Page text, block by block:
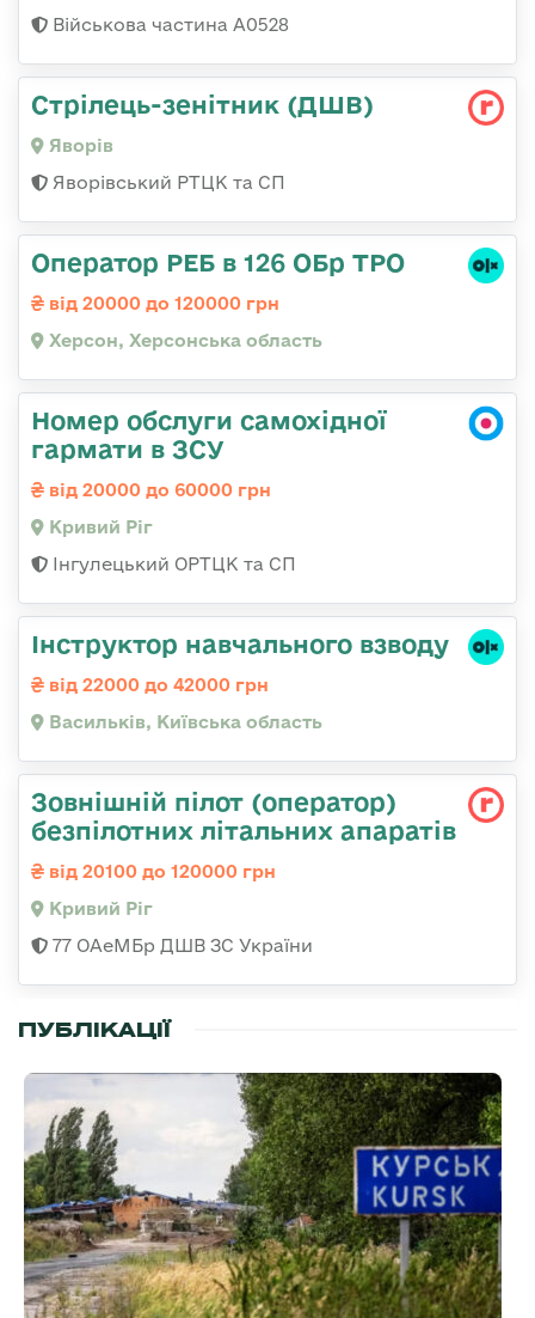
Військова частина А0528
Стрілець-зенітник (ДШВ)
Яворів
Яворівський РТЦК та СП
Оператор РЕБ в 126 ОБр ТРО
від 20000 до 120000 грн
Херсон, Херсонська область
Номер обслуги самохідної
гармати в ЗСУ
від 20000 до 60000 грн
Кривий Ріг
Інгулецький ОРТЦК та СП
Інструктор навчального взводу
від 22000 до 42000 грн
Васильків, Київська область
Зовнішній пілот (оператор)
безпілотних літальних апаратів
від 20100 до 120000 грн
Кривий Ріг
77 ОАеМБр ДШВ ЗС України
ПУБЛІКАЦІЇ